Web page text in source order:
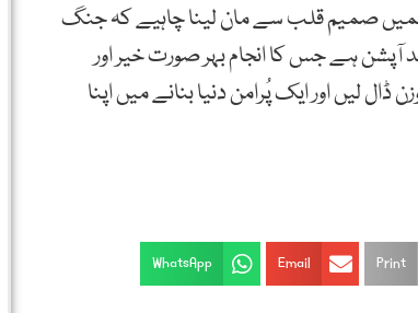
صمیم قلب سے مان لینا چاہیے کہ جنگ
آپشن ہے جس کا انجام بہر صورت خیر اور
لیں اور ایک پُرامن دنیا بنانے میں اپنا
Print
Email
WhatsApp